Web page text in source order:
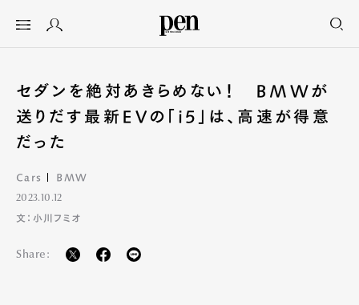
セダンを絶対あきらめない！ BMWが
送りだす最新EVの「i5」は、高速が得意
だった
Cars BMW
2023.10.12
文：小川フミオ
Share: